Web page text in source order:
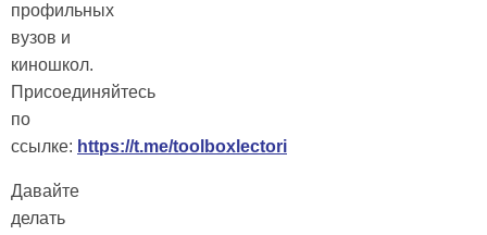
профильных
вузов и
киношкол.
Присоединяйтесь
по
ссылке: https://t.me/toolboxlectori
Давайте
делать